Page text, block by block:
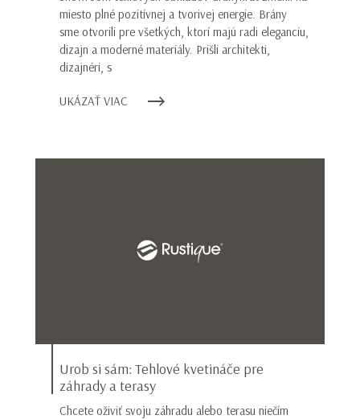
miesto plné pozitívnej a tvorivej energie. Brány
sme otvorili pre všetkých, ktorí majú radi eleganciu,
dizajn a moderné materiály. Prišli architekti,
dizajnéri, s
UKÁZAŤ VIAC
Urob si sám: Tehlové kvetináče pre
záhrady a terasy
Chcete oživiť svoju záhradu alebo terasu niečím